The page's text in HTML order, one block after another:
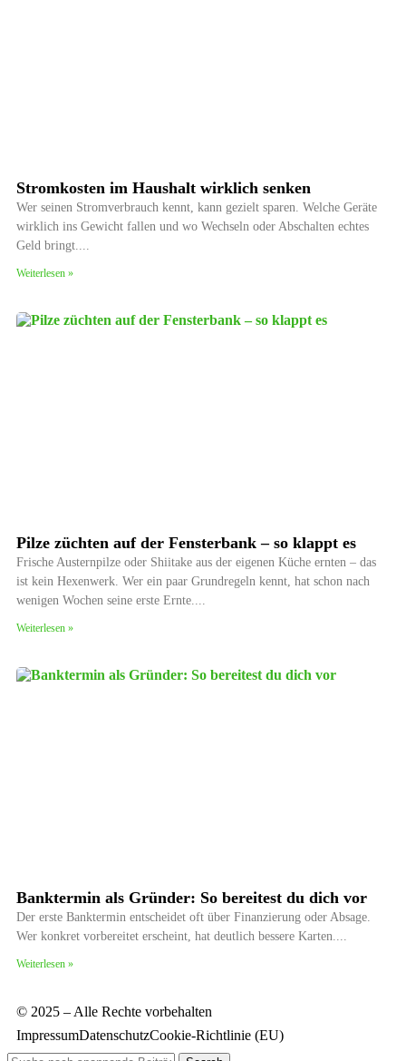
Stromkosten im Haushalt wirklich senken
Wer seinen Stromverbrauch kennt, kann gezielt sparen. Welche Geräte
wirklich ins Gewicht fallen und wo Wechseln oder Abschalten echtes
Geld bringt.
Weiterlesen »
Pilze züchten auf der Fensterbank – so klappt es
Frische Austernpilze oder Shiitake aus der eigenen Küche ernten – das
ist kein Hexenwerk. Wer ein paar Grundregeln kennt, hat schon nach
wenigen Wochen seine erste Ernte.
Weiterlesen »
Banktermin als Gründer: So bereitest du dich vor
Der erste Banktermin entscheidet oft über Finanzierung oder Absage.
Wer konkret vorbereitet erscheint, hat deutlich bessere Karten.
Weiterlesen »
© 2025 – Alle Rechte vorbehalten
ImpressumDatenschutzCookie-Richtlinie (EU)